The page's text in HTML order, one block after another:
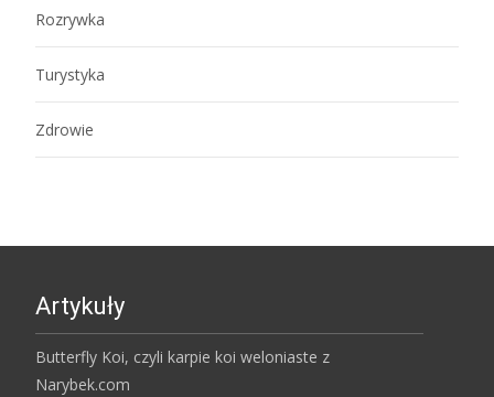
Rozrywka
Turystyka
Zdrowie
Artykuły
Butterfly Koi, czyli karpie koi weloniaste z
Narybek.com